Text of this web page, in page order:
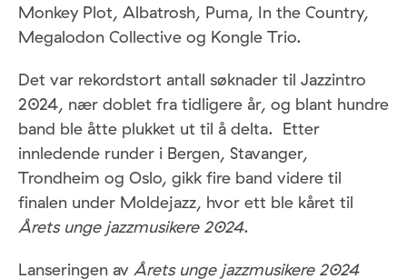
Monkey Plot, Albatrosh, Puma, In the Country,
Megalodon Collective og Kongle Trio.
Det var rekordstort antall søknader til Jazzintro
2024, nær doblet fra tidligere år, og blant hundre
band ble åtte plukket ut til å delta. Etter
innledende runder i Bergen, Stavanger,
Trondheim og Oslo, gikk fire band videre til
finalen under Moldejazz, hvor ett ble kåret til
Årets unge jazzmusikere 2024.
Lanseringen av Årets unge jazzmusikere 2024